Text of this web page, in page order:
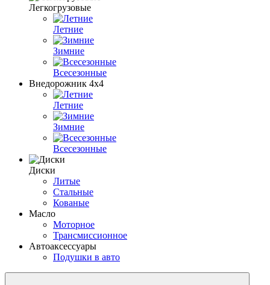
Легкогрузовые
Летние
Зимние
Всесезонные
Внедорожник 4х4
Летние
Зимние
Всесезонные
Диски
Литые
Стальные
Кованые
Масло
Моторное
Трансмиссионное
Автоаксессуары
Подушки в авто